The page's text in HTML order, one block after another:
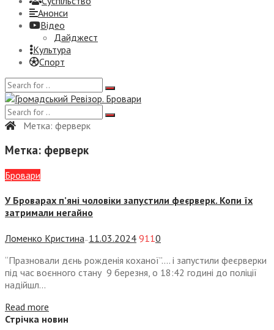
Анонси
Відео
Дайджест
Культура
Спорт
Метка: ферверк
Метка: ферверк
Бровари
У Броварах п’яні чоловіки запустили феєрверк. Копи їх
затримали негайно
Ломенко Кристина — 11.03.2024 9110
“Празновали дєнь рожденія коханої”…. і запустили феєрверки
під час воєнного стану 9 березня, о 18:42 годині до поліції
надійшл...
Read more
Стрічка новин